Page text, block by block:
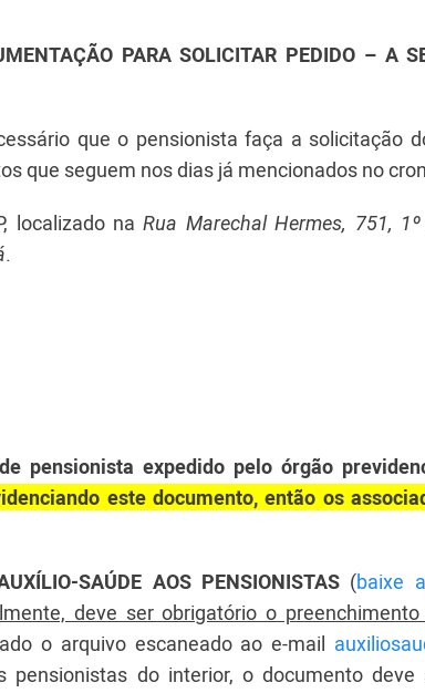
PARA SOLICITAR PEDIDO – A
que o pensionista faça a solicitação
que seguem nos dias já mencionados no
localizado na Rua Marechal Hermes, 751, 1º
.
pensionista expedido pelo órgão
este documento, então os
SAÚDE AOS PENSIONISTAS (baixe
deve ser obrigatório o
o arquivo escaneado ao e-mail
pensionistas do interior, o documento